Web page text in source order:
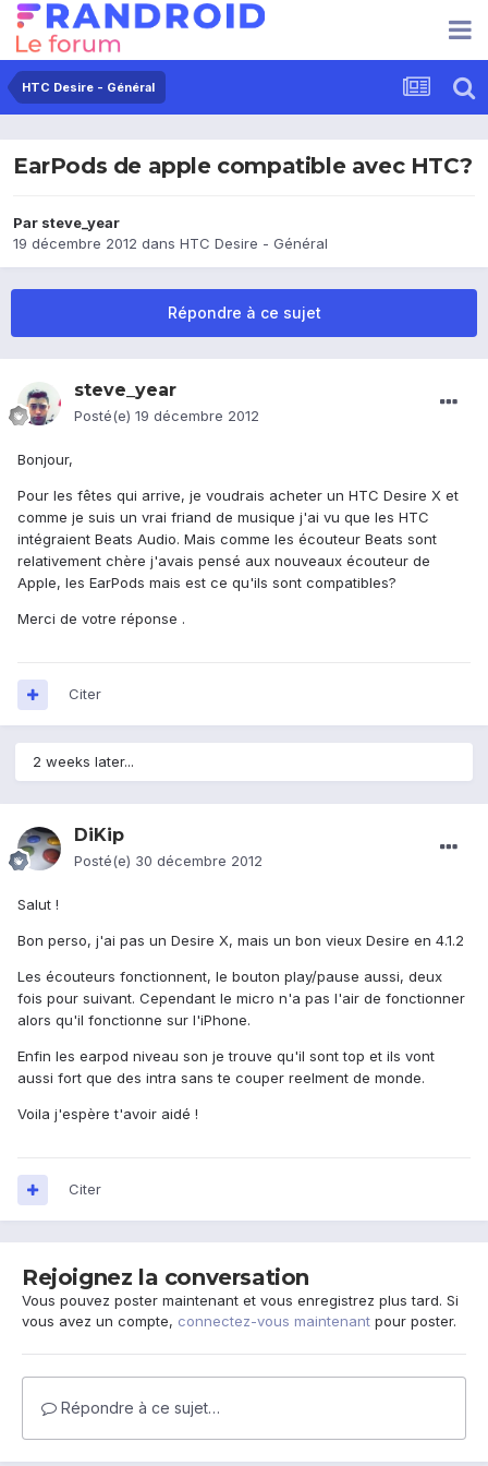
HTC Desire - Général
EarPods de apple compatible avec HTC?
Par steve_year
19 décembre 2012 dans HTC Desire - Général
Répondre à ce sujet
steve_year
Posté(e) 19 décembre 2012
Bonjour,
Pour les fêtes qui arrive, je voudrais acheter un HTC Desire X et
comme je suis un vrai friand de musique j'ai vu que les HTC
intégraient Beats Audio. Mais comme les écouteur Beats sont
relativement chère j'avais pensé aux nouveaux écouteur de
Apple, les EarPods mais est ce qu'ils sont compatibles?
Merci de votre réponse .
Citer
2 weeks later...
DiKip
Posté(e) 30 décembre 2012
Salut !
Bon perso, j'ai pas un Desire X, mais un bon vieux Desire en 4.1.2
Les écouteurs fonctionnent, le bouton play/pause aussi, deux
fois pour suivant. Cependant le micro n'a pas l'air de fonctionner
alors qu'il fonctionne sur l'iPhone.
Enfin les earpod niveau son je trouve qu'il sont top et ils vont
aussi fort que des intra sans te couper reelment de monde.
Voila j'espère t'avoir aidé !
Citer
Rejoignez la conversation
Vous pouvez poster maintenant et vous enregistrez plus tard. Si
vous avez un compte, connectez-vous maintenant pour poster.
Répondre à ce sujet…